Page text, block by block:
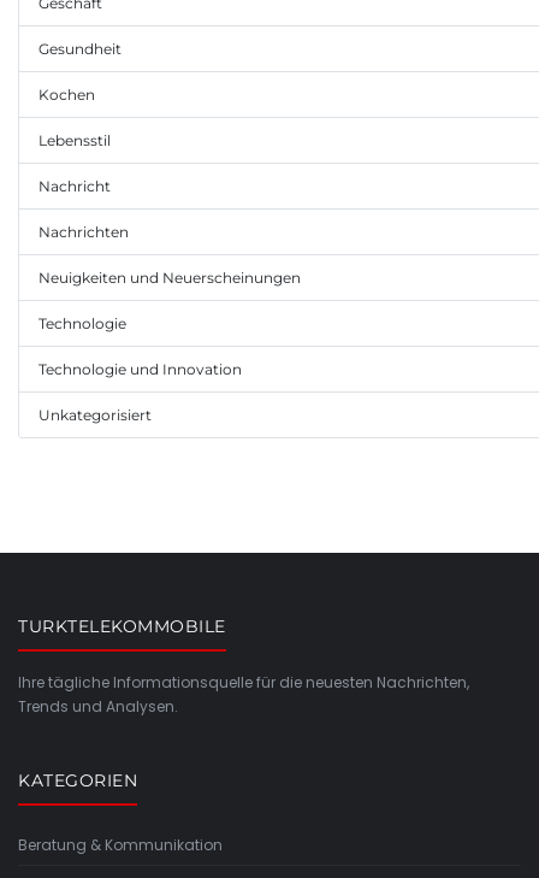
Gesundheit
Kochen
Lebensstil
Nachricht
Nachrichten
Neuigkeiten und Neuerscheinungen
Technologie
Technologie und Innovation
Unkategorisiert
TURKTELEKOMMOBILE
Ihre tägliche Informationsquelle für die neuesten Nachrichten,
Trends und Analysen.
KATEGORIEN
Beratung & Kommunikation